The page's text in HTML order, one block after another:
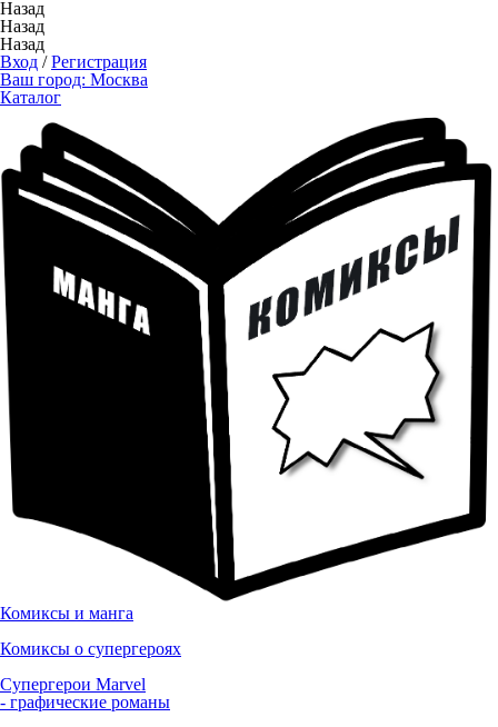
Назад
Назад
Назад
Вход /Регистрация
Ваш город: Москва
Каталог
Комиксы и манга
Комиксы о супергероях
Супергерои Marvel
- графические романы